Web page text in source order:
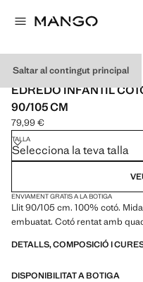
Saltar al contingut principal
WASHED COTTON
EDREDÓ INFANTIL
90/105 CM
Preu actual [79,99 € ]
79,99 €
Selecciona un color
TALLA
Selecciona la teva talla
ENVIAMENT GRATIS A LA BOTIGA
Llit 90/105 cm. 100% cotó.
embuatat. Cotó rentat amb
DETALLS, COMPOSICIÓ I
DISPONIBILITAT A BOTIGA